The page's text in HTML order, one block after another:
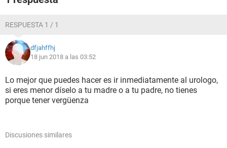
RESPUESTA 1 / 1
dfjahffhj
18 jun 2018 a las 03:52
Lo mejor que puedes hacer es ir inmediatamente al urologo,
si eres menor díselo a tu madre o a tu padre, no tienes
porque tener vergüenza
Discusiones similares